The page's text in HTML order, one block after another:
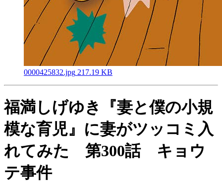
0000425832.jpg 217.19 KB
福満しげゆき『妻と僕の小規
模な育児』に妻がツッコミ入
れてみた 第300話 キョウ
テ事件